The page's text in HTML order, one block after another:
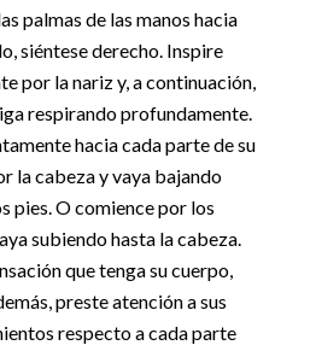
palmas de las manos hacia
siéntese derecho. Inspire
por la nariz y, a continuación,
respirando profundamente.
hacia cada parte de su
la cabeza y vaya bajando
pies. O comience por los
subiendo hasta la cabeza.
que tenga su cuerpo,
preste atención a sus
respecto a cada parte